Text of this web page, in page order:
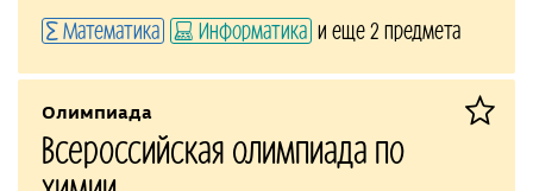
Математика Информатика и еще 2 предмета
Олимпиада
Всероссийская олимпиада по